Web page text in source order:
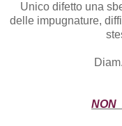
Unico difetto una
delle impugnature,
NON